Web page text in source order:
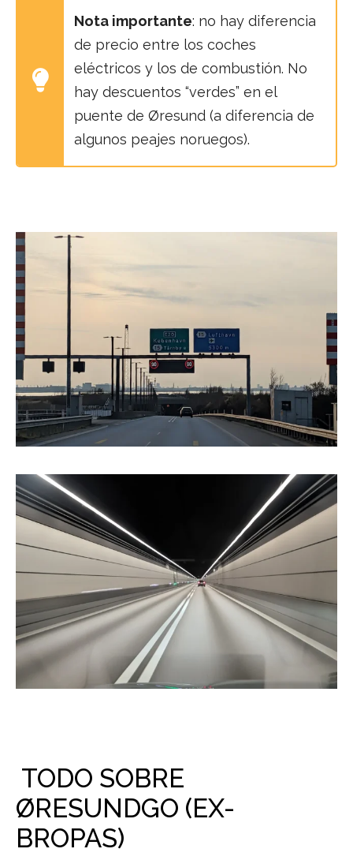
Nota importante: no hay diferencia
de precio entre los coches
eléctricos y los de combustión. No
hay descuentos “verdes” en el
puente de Øresund (a diferencia de
algunos peajes noruegos).
️ TODO SOBRE
ØRESUNDGO (EX-
BROPAS)